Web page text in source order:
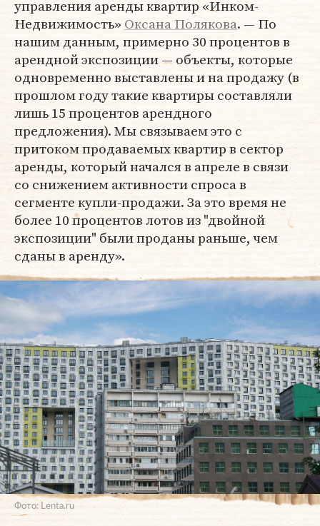
управления аренды квартир «Инком-
Недвижимость» Оксана Полякова. — По
нашим данным, примерно 30 процентов в
арендной экспозиции — объекты, которые
одновременно выставлены и на продажу (в
прошлом году такие квартиры составляли
лишь 15 процентов арендного
предложения). Мы связываем это с
притоком продаваемых квартир в сектор
аренды, который начался в апреле в связи
со снижением активности спроса в
сегменте купли-продажи. За это время не
более 10 процентов лотов из "двойной
экспозиции" были проданы раньше, чем
сданы в аренду».
Фото: Lenta.ru